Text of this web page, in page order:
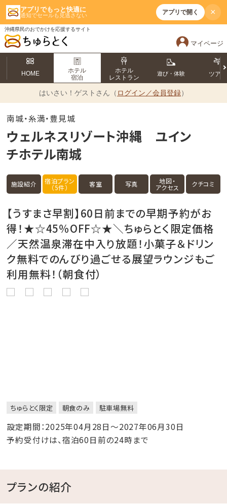
アプリでもっと快適に
通知でセールも見逃さない アプリで開く ×
沖縄県民のおでかけを応援するサイト
マイページ
HOME
ホテル
宿泊
ホテル
レストラン
遊び・体験 ツアー
はいさい！ ゲストさん（ ログイン／会員登録）
南城・糸満・豊見城
ウェルネスリゾート沖縄 ユイン
チホテル南城
施設紹介 宿泊プラン
（5件） 客室 写真 地図・
アクセス クチコミ
【うすまさ早割】60日前までの早期予約がお
得！★☆45％OFF☆★＼ちゅらとく限定価格
／天然温泉滞在中入り放題！小菓子＆ドリン
ク無料でのんびり過ごせる展望ラウンジもご
利用無料！（朝食付）
ちゅらとく限定 朝食のみ 駐車場無料
設定期間：2025年04月28日～2027年06月30日
予約受付けは、宿泊60日前の24時まで
プランの紹介